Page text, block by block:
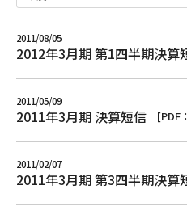
2011/08/05
2012年3月期 第1四半期決算
2011/05/09
2011年3月期 決算短信 [PDF
2011/02/07
2011年3月期 第3四半期決算